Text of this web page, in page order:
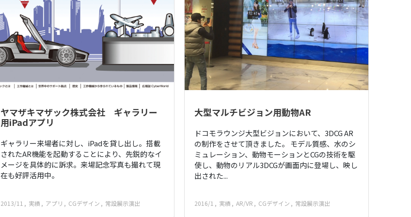
ヤマザキマザック株式会社 ギャラリー
用iPadアプリ
ギャラリー来場者に対し、iPadを貸し出し。搭載
されたAR機能を起動することにより、先鋭的なイ
メージを具体的に訴求。来場記念写真も撮れて現
在も好評活用中。
2013/11 実績 アプリ CGデザイン 常設展示演出
大型マルチビジョン用動物AR
ドコモラウンジ大型ビジョンにおいて、3DCG AR
の制作をさせて頂きました。 モデル質感、水のシ
ミュレーション、動物モーションとCGの技術を駆
使し、動物のリアル3DCGが画面内に登場し、映し
出された...
2016/1 実績 AR/VR CGデザイン 常設展示演出